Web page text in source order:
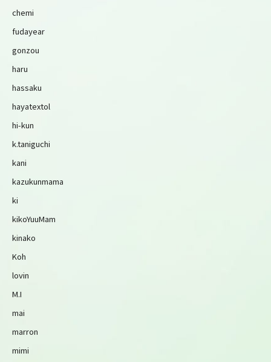
chemi
fudayear
gonzou
haru
hassaku
hayatextol
hi-kun
k.taniguchi
kani
kazukunmama
ki
kikoYuuMam
kinako
Koh
lovin
M.I
mai
marron
mimi